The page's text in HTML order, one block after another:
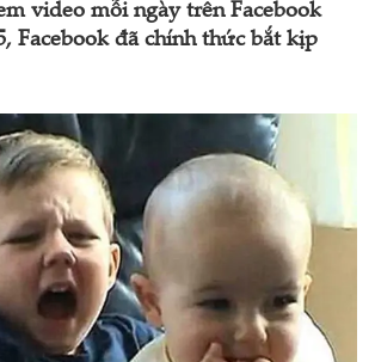
video mỗi ngày trên Facebook
Facebook đã chính thức bắt kịp